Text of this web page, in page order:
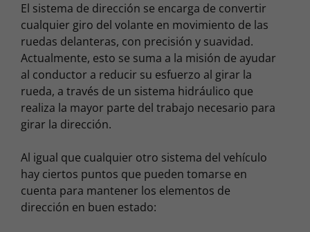
El sistema de dirección se encarga de convertir
cualquier giro del volante en movimiento de las
ruedas delanteras, con precisión y suavidad.
Actualmente, esto se suma a la misión de ayudar
al conductor a reducir su esfuerzo al girar la
rueda, a través de un sistema hidráulico que
realiza la mayor parte del trabajo necesario para
girar la dirección.
Al igual que cualquier otro sistema del vehículo
hay ciertos puntos que pueden tomarse en
cuenta para mantener los elementos de
dirección en buen estado: